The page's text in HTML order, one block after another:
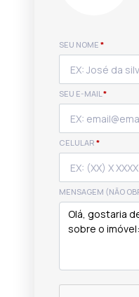
SEU NOME *
SEU E-MAIL*
CELULAR *
MENSAGEM (NÃO